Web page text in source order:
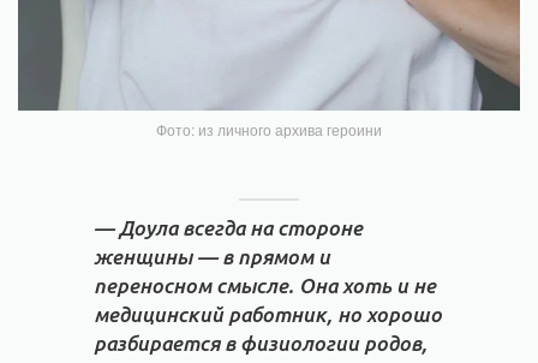
Фото: из личного архива героини
— Доула всегда на стороне
женщины — в прямом и
переносном смысле. Она хоть и не
медицинский работник, но хорошо
разбирается в физиологии родов,